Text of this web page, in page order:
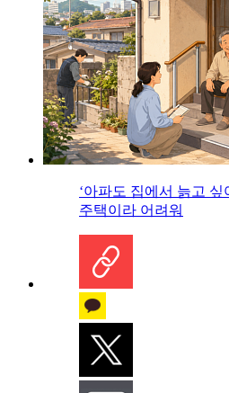
‘아파도 집에서 늙고
주택이라 어려워